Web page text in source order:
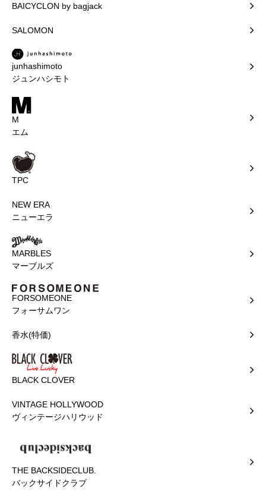
BAICYCLON by bagjack
SALOMON
junhashimoto
ジュンハシモト
M
エム
TPC
NEW ERA
ニューエラ
MARBLES
マーブルズ
FORSOMEONE
フォーサムワン
香水(特価)
BLACK CLOVER
VINTAGE HOLLYWOOD
ヴィンテージハリウッド
THE BACKSIDECLUB.
バックサイドクラブ